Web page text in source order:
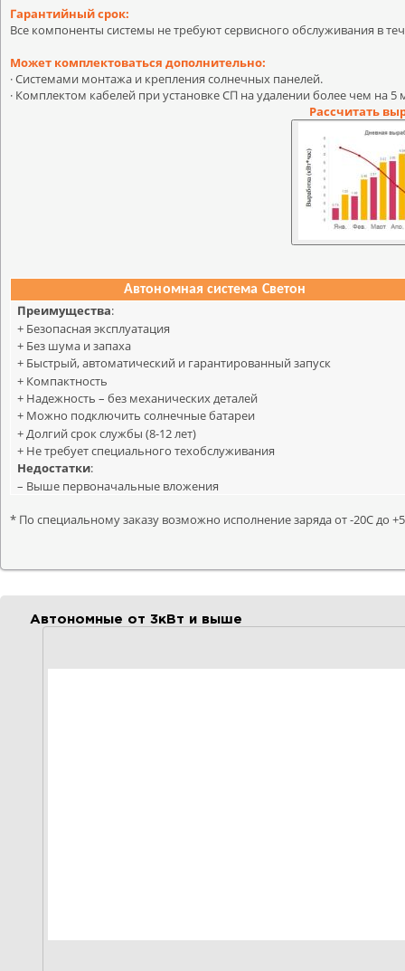
Гарантийный срок:
Все компоненты системы не требуют сервисного обслуживания в
Может комплектоваться дополнительно:
· Системами монтажа и крепления солнечных панелей.
· Комплектом кабелей при установке СП на удалении более чем на 5
Рассчитать
Автономная система Светон
Преимущества:
+ Безопасная эксплуатация
+ Без шума и запаха
+ Быстрый, автоматический и гарантированный запуск
+ Компактность
+ Надежность – без механических деталей
+ Можно подключить солнечные батареи
+ Долгий срок службы (8-12 лет)
+ Не требует специального техобслуживания
Недостатки:
– Выше первоначальные вложения
* По специальному заказу возможно исполнение заряда от -20С до
Автономные от 3кВт и выше